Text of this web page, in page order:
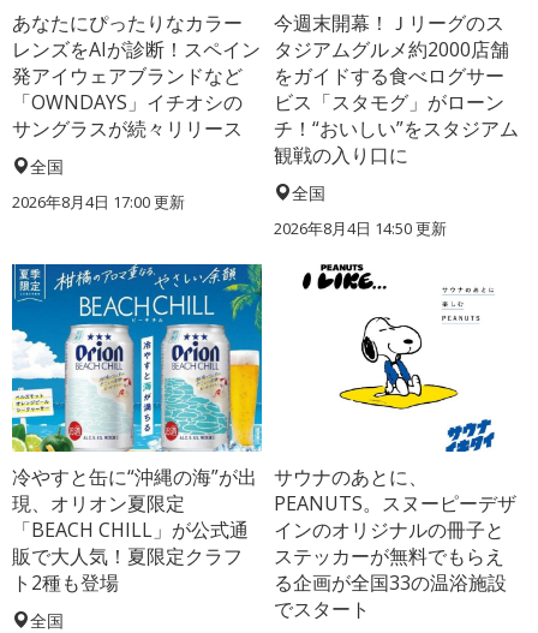
あなたにぴったりなカラー
レンズをAIが診断！スペイン
発アイウェアブランドなど
「OWNDAYS」イチオシの
サングラスが続々リリース
全国
2026年8月4日 17:00更新
今週末開幕！Ｊリーグのス
タジアムグルメ約2000店舗
をガイドする食べログサー
ビス「スタモグ」がローン
チ！“おいしい”をスタジアム
観戦の入り口に
全国
2026年8月4日 14:50更新
冷やすと缶に“沖縄の海”が出
現、オリオン夏限定
「BEACH CHILL」が公式通
販で大人気！夏限定クラフ
ト2種も登場
全国
サウナのあとに、
PEANUTS。スヌーピーデザ
インのオリジナルの冊子と
ステッカーが無料でもらえ
る企画が全国33の温浴施設
でスタート